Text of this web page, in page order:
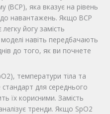
(ВСР), яка вказує на рівень
до навантажень. Якщо ВСР
йогу замість
навіть передбачають
до того, як ви почнете
температури тіла та
для середнього
їх корисними. Замість
тренди. Якщо SpO2